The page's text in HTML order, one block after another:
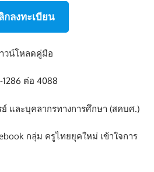
กลงทะเบียน
วน์โหลดคู่มือ
ต่อ 4088
และบุคลากรทางการศึกษา (สคบศ.)
กลุ่ม ครูไทยยุคใหม่ เข้าใจการ